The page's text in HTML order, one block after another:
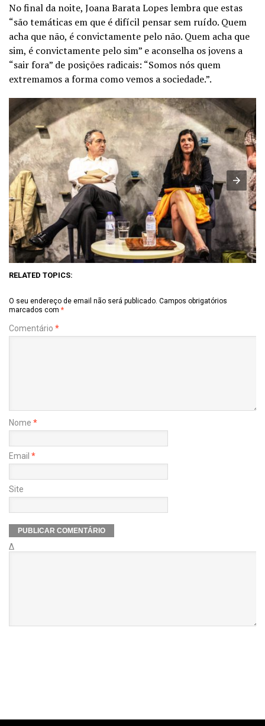
No final da noite, Joana Barata Lopes lembra que estas
“são temáticas em que é difícil pensar sem ruído. Quem
acha que não, é convictamente pelo não. Quem acha que
sim, é convictamente pelo sim” e aconselha os jovens a
“sair fora” de posições radicais: “Somos nós quem
extremamos a forma como vemos a sociedade.”.
RELATED TOPICS:
O seu endereço de email não será publicado. Campos obrigatórios
marcados com *
Comentário *
Nome *
Email *
Site
Δ